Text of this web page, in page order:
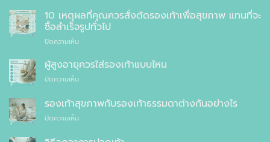
เพื่อ
สุขภาพ
ที่
แพทย์
10 เหตุผลที่คุณควรสั่งตัดรองเท้าเพื่อสุขภาพ แทนที่จะ
ซื้อสำเร็จรูปทั่วไป
ปิดความเห็นบน
เหตุผล
คุณ
สั่ง
ตัด
รองเท้า
ผู้สูงอายุควรใส่รองเท้าแบบไหน
ปิดความเห็นบน
สูง
อายุ
ควร
รองเท้า
รองเท้าสุขภาพกับรองเท้าธรรมดาต่างกันอย่างไร
ปิดความเห็นบน
สุขภาพ